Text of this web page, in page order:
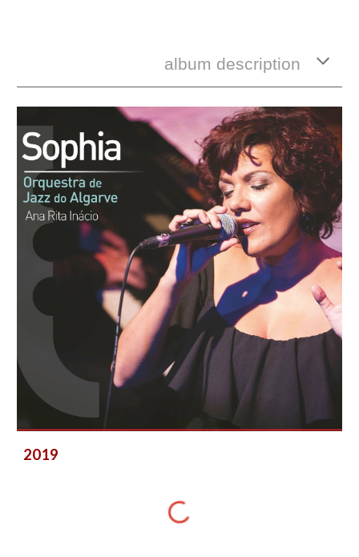
album description
2019